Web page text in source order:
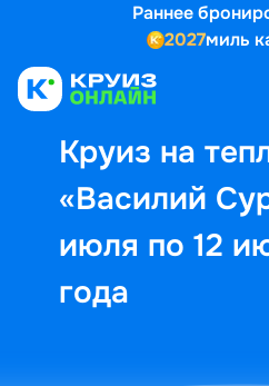
Раннее
2027миль
Круиз на
«Василий
июля по 12
года
Выбор